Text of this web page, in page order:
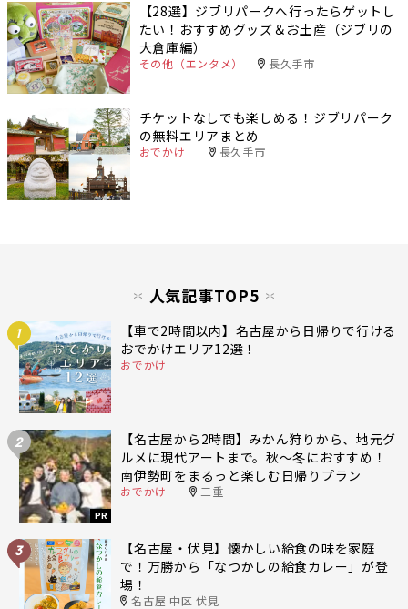
【28選】ジブリパークへ行ったらゲットし
たい！おすすめグッズ＆お土産（ジブリの
大倉庫編）
その他（エンタメ） 長久手市
チケットなしでも楽しめる！ジブリパーク
の無料エリアまとめ
おでかけ 長久手市
人気記事TOP5
1
【車で2時間以内】名古屋から日帰りで行ける
おでかけエリア12選！
おでかけ
2
PR
【名古屋から2時間】みかん狩りから、地元グ
ルメに現代アートまで。秋〜冬におすすめ！
南伊勢町をまるっと楽しむ日帰りプラン
おでかけ 三重
3
【名古屋・伏見】懐かしい給食の味を家庭
で！万勝から「なつかしの給食カレー」が登
場！
名古屋 中区 伏見